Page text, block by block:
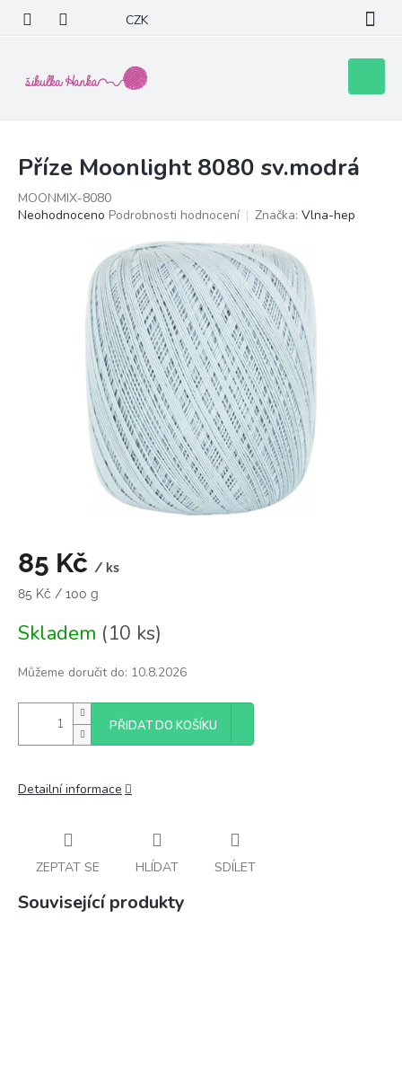
obsah
CZK
košík
Příze Moonlight 8080 sv.modrá
MOONMIX-8080
Průměrné
Neohodnoceno Podrobnosti hodnocení Značka: Vlna-hep
85 Kč / ks
Měrná
85 Kč / 100 g
Skladem (10 ks)
Můžeme doručit do: 10.8.2026
PŘIDAT DO KOŠÍKU
Detailní informace
ZEPTAT SE HLÍDAT SDÍLET
Související produkty